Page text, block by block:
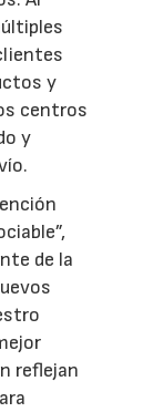
y
centros
y
de la
reflejan